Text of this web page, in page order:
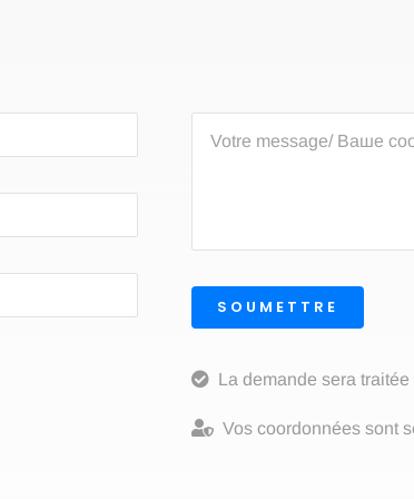
SOUMETTRE
La demande sera
Vos coordonnées sont